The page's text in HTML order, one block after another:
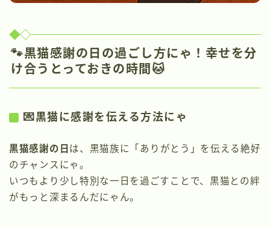
🐾黒猫感謝の日の過ごし方にゃ！幸せを分
け合うとっておきの時間🐱
💌黒猫に感謝を伝える方法にゃ
黒猫感謝の日 は、黒猫族に「ありがとう」を伝える絶好
のチャンスにゃ。
いつもより少し特別な一日を過ごすことで、黒猫との絆
がもっと深まるんだにゃん。